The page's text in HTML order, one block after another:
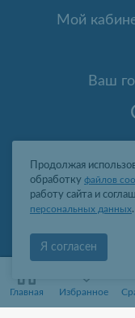
Главная
Избранное
Мой
Ваш
ООО "ПРОФИТ ЛАЙТ",
Продолжая
обработку файлов
работу сайта и
персональных данных.
Я согласен